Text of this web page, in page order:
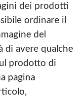
dei prodotti
ordinare il
del
di avere qualche
prodotto di
pagina